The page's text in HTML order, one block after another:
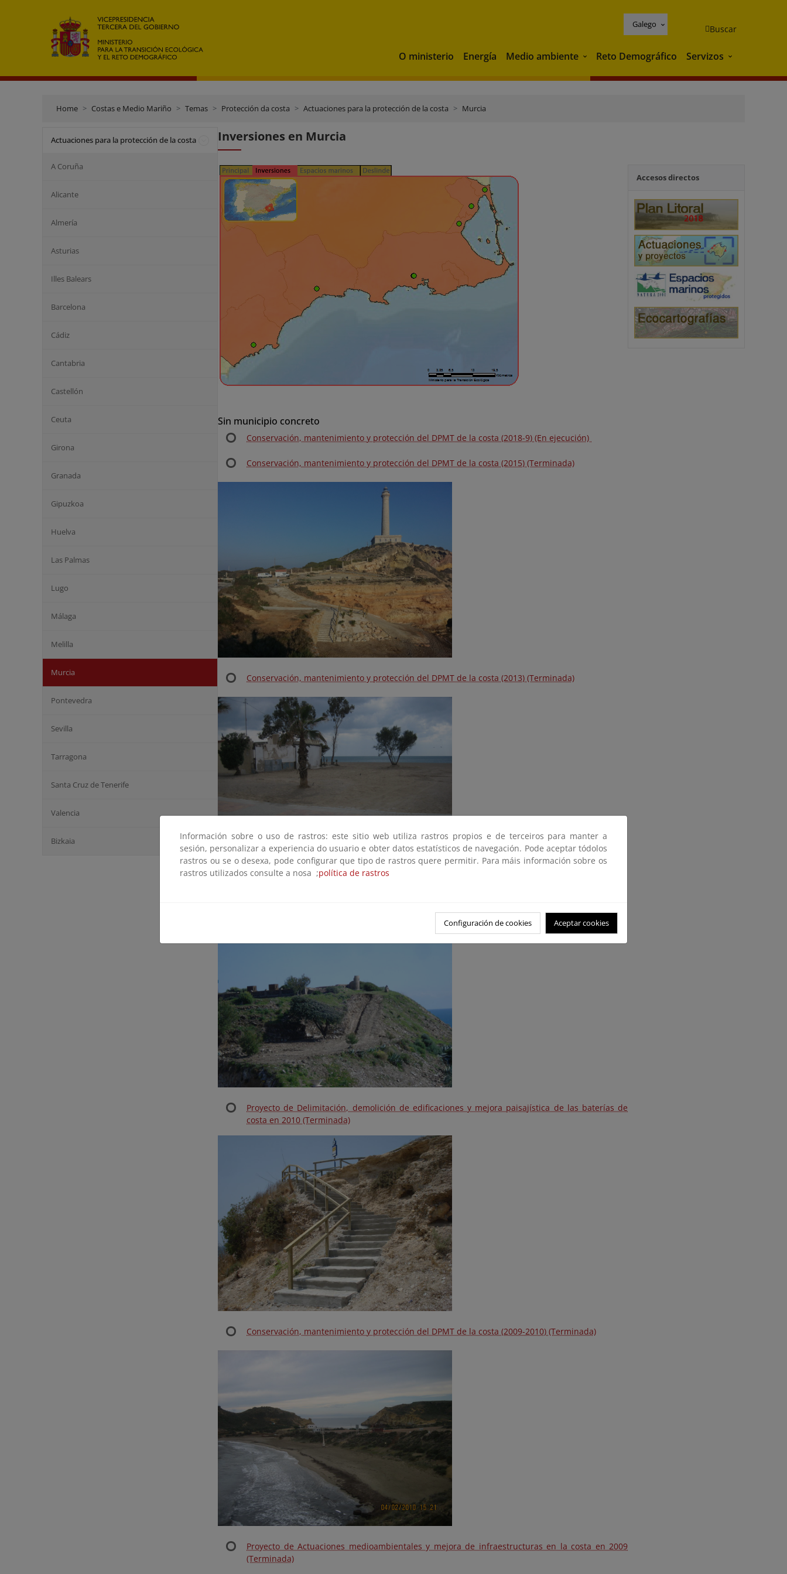
Galego Buscar
O ministerio Energía Medio ambiente Medio ambiente
Reto Demográfico Servizos Servizos
Home Costas e Medio Mariño Temas Protección da costa Actuaciones para la protección de la costa Murcia
Actuaciones para la protección de la costa
A Coruña
Alicante
Almería
Asturias
Illes Balears
Barcelona
Cádiz
Cantabria
Castellón
Ceuta
Girona
Granada
Gipuzkoa
Huelva
Las Palmas
Lugo
Málaga
Melilla
Murcia
Pontevedra
Sevilla
Tarragona
Santa Cruz de Tenerife
Valencia
Bizkaia
Inversiones en Murcia
Sin municipio concreto
Conservación, mantenimiento y protección del DPMT de la costa (2018-9) (En ejecución)
Conservación, mantenimiento y protección del DPMT de la costa (2015) (Terminada)
Conservación, mantenimiento y protección del DPMT de la costa (2013) (Terminada)
Proyecto de Delimitación, demolición de edificaciones y mejora paisajística de las baterías de
costa en 2010 (Terminada)
Conservación, mantenimiento y protección del DPMT de la costa (2009-2010) (Terminada)
Proyecto de Actuaciones medioambientales y mejora de infraestructuras en la costa en 2009
(Terminada)
Accesos directos
Información sobre o uso de rastros: este sitio web utiliza rastros propios e de terceiros para manter a
sesión, personalizar a experiencia do usuario e obter datos estatísticos de navegación. Pode aceptar tódolos
rastros ou se o desexa, pode configurar que tipo de rastros quere permitir. Para máis información sobre os
rastros utilizados consulte a nosa ;política de rastros
Configuración de cookies Aceptar cookies